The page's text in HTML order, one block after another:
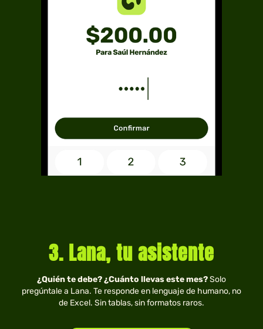
3. Lana, tu asistente
¿Quién te debe? ¿Cuánto llevas este mes?Solo
pregúntale a Lana. Te responde en lenguaje de humano, no
de Excel. Sin tablas, sin formatos raros.